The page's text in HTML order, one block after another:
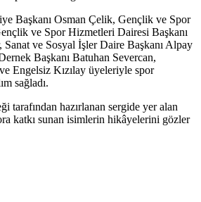
Başkanı Osman Çelik, Gençlik ve Spor
ve Spor Hizmetleri Dairesi Başkanı
ve Sosyal İşler Daire Başkanı Alpay
Başkanı Batuhan Severcan,
Engelsiz Kızılay üyeleriyle spor
sağladı.
tarafından hazırlanan sergide yer alan
katkı sunan isimlerin hikâyelerini gözler